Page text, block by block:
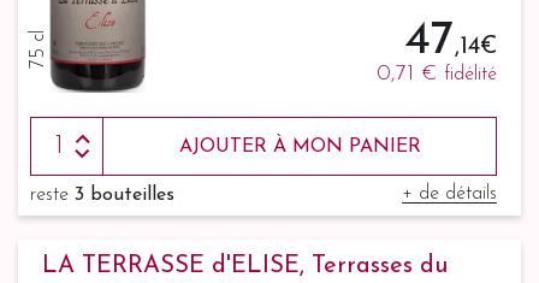
75 cl 47,14 €
0,71 € fidélité
AJOUTER À MON PANIER
reste 3 bouteilles + de détails
LA TERRASSE d'ELISE, Terrasses du